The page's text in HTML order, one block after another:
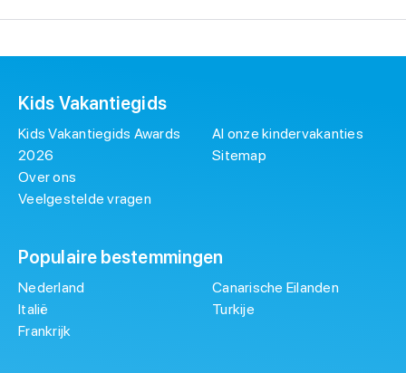
Kids Vakantiegids
Kids Vakantiegids Awards
2026
Over ons
Veelgestelde vragen
Al onze kindervakanties
Sitemap
Populaire bestemmingen
Nederland
Italië
Frankrijk
Canarische Eilanden
Turkije